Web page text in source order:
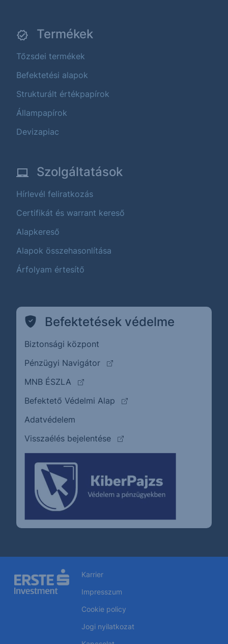
Termékek
Tőzsdei termékek
Befektetési alapok
Strukturált értékpapírok
Állampapírok
Devizapiac
Szolgáltatások
Hírlevél feliratkozás
Certifikát és warrant kereső
Alapkereső
Alapok összehasonlítása
Árfolyam értesítő
Befektetések védelme
Biztonsági központ
Pénzügyi Navigátor
(külső oldalra ugrik)
MNB ÉSZLA
(külső oldalra ugrik)
Befektető Védelmi Alap
(külső oldalra ugrik)
Adatvédelem
Visszaélés bejelentése
(külső oldalra ugrik)
Karrier
Impresszum
Cookie policy
Jogi nyilatkozat